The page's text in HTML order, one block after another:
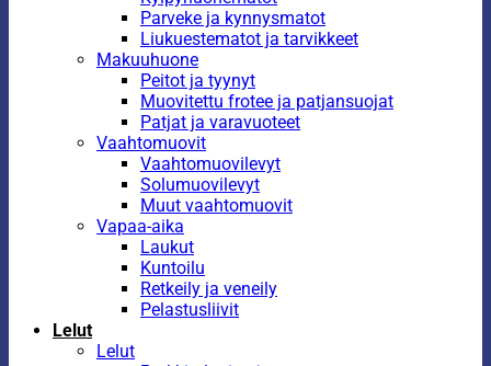
Parveke ja kynnysmatot
Liukuestematot ja tarvikkeet
Makuuhuone
Peitot ja tyynyt
Muovitettu frotee ja patjansuojat
Patjat ja varavuoteet
Vaahtomuovit
Vaahtomuovilevyt
Solumuovilevyt
Muut vaahtomuovit
Vapaa-aika
Laukut
Kuntoilu
Retkeily ja veneily
Pelastusliivit
Lelut
Lelut